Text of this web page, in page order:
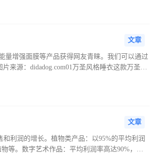
文章
量增强面膜等产品获得网友青睐。我们可以通过
来源：didadog.com01万圣风格睡衣这款万圣风
文章
利润的增长。植物类产品：以95%的平均利润
等。数字艺术作品：平均利润率高达90%，数